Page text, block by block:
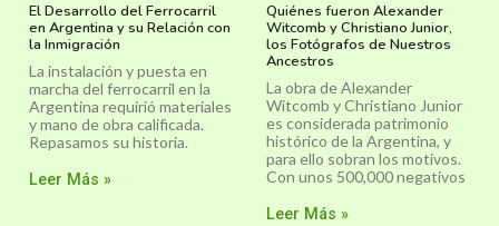
El Desarrollo del Ferrocarril
en Argentina y su Relación con
la Inmigración
La instalación y puesta en
marcha del ferrocarril en la
Argentina requirió materiales
y mano de obra calificada.
Repasamos su historia.
Leer Más »
Quiénes fueron Alexander
Witcomb y Christiano Junior,
los Fotógrafos de Nuestros
Ancestros
La obra de Alexander
Witcomb y Christiano Junior
es considerada patrimonio
histórico de la Argentina, y
para ello sobran los motivos.
Con unos 500,000 negativos
Leer Más »